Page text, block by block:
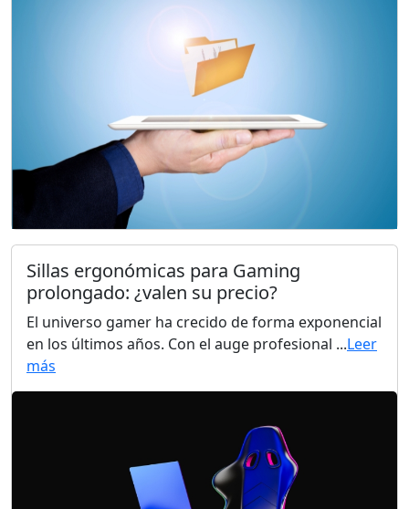
Sillas ergonómicas para Gaming
prolongado: ¿valen su precio?
El universo gamer ha crecido de forma exponencial
en los últimos años. Con el auge profesional ...Leer
más